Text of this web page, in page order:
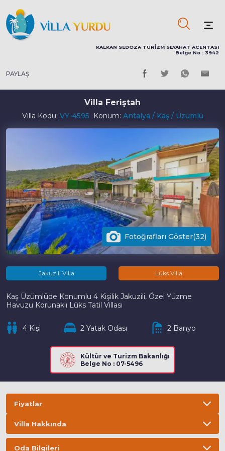
KALKAN SEDOZA TURİZM SEYAHAT ACENTASI
Belge No : 3942
PAYLAŞ
Jakuzili Villa Lüks Villa
Kaş Üzümlüde Konumlu 4 Kişilik Jakuzili, Özel Yüzme
Havuzu Korunaklı Lüks Tatil Villası
4 Kişi 2 Yatak Odası 2 Banyo
Kültür ve Turizm Bakanlığı
Belge No : 07-5496
Villa Feriştah
Villa Kodu: VY-4595 Konum: Antalya / Kaş / Üzümlü
Fotoğrafları Göster(32)
Fiyatlar
Villa Hakkında
Oda Bilgileri